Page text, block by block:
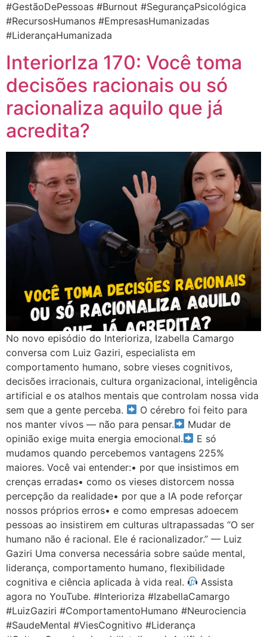
#GestãoDePessoas #Burnout #SegurançaPsicológica
#RecursosHumanos #EmpresasHumanizadas
#LiderançaHumanizada
InteriorIza 170: Você toma
decisões racionais ou só
racionaliza aquilo que já
acredita?
No novo episódio do Interioriza, Izabella Camargo
conversa com Luiz Gaziri, especialista em
comportamento humano, sobre vieses cognitivos,
decisões irracionais, cultura organizacional, inteligência
artificial e os atalhos mentais que controlam nossa vida
sem que a gente perceba.
O cérebro foi feito para
nos manter vivos — não para pensar.
Mudar de
opinião exige muita energia emocional.
E só
mudamos quando percebemos vantagens 225%
maiores. Você vai entender:• por que insistimos em
crenças erradas• como os vieses distorcem nossa
percepção da realidade• por que a IA pode reforçar
nossos próprios erros• e como empresas adoecem
pessoas ao insistirem em culturas ultrapassadas “O ser
humano não é racional. Ele é racionalizador.” — Luiz
Gaziri Uma conversa necessária sobre saúde mental,
liderança, comportamento humano, flexibilidade
cognitiva e ciência aplicada à vida real.
Assista
agora no YouTube. #Interioriza #IzabellaCamargo
#LuizGaziri #ComportamentoHumano #Neurociencia
#SaudeMental #ViesCognitivo #Liderança